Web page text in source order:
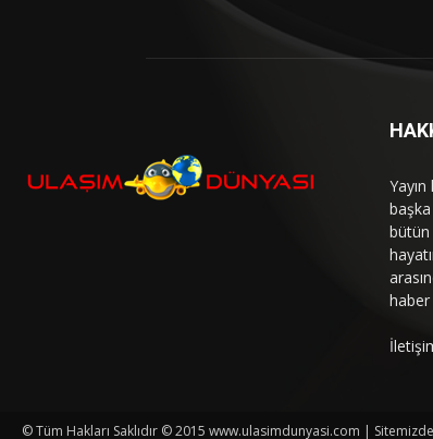
bütün
haber
© Tüm Hakları Saklıdır © 2015 www.ulasimdunyasi.com |